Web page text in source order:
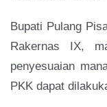
Bupati Pulang
Rakernas IX,
penyesuaian
PKK dapat